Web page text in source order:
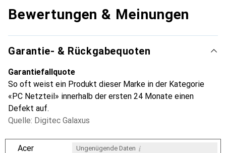
Bewertungen & Meinungen
Garantie- & Rückgabequoten
Garantiefallquote
So oft weist ein Produkt dieser Marke in der Kategorie
«PC Netzteil» innerhalb der ersten 24 Monate einen
Defekt auf.
Quelle: Digitec Galaxus
Acer Ungenügende Daten i